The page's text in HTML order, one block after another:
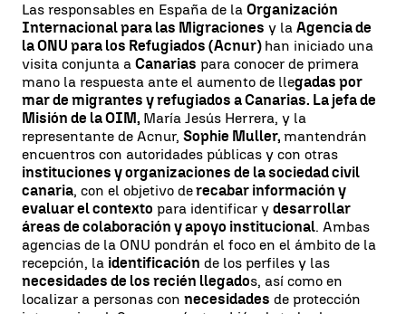
Las responsables en España de la Organización
Internacional para las Migraciones y la Agencia de
la ONU para los Refugiados (Acnur) han iniciado una
visita conjunta a Canarias para conocer de primera
mano la respuesta ante el aumento de llegadas por
mar de migrantes y refugiados a Canarias. La jefa de
Misión de la OIM, María Jesús Herrera, y la
representante de Acnur, Sophie Muller, mantendrán
encuentros con autoridades públicas y con otras
instituciones y organizaciones de la sociedad civil
canaria, con el objetivo derecabar información y
evaluar el contexto para identificar y desarrollar
áreas de colaboración y apoyo institucional. Ambas
agencias de la ONU pondrán el foco en el ámbito de la
recepción, la identificación de los perfiles y las
necesidades de los recién llegados, así como en
localizar a personas con necesidades de protección